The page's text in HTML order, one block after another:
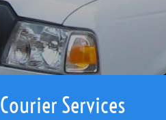
Courier Services